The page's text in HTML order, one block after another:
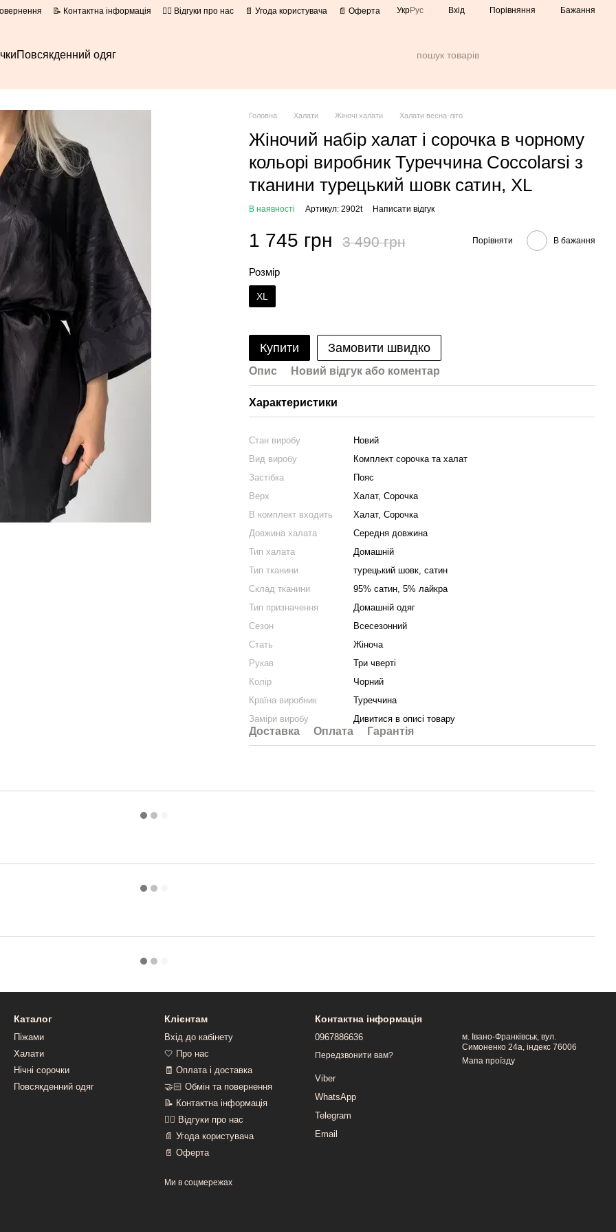
📝 Контактна інформація 👍🏻 Відгуки про нас 📄 Угода користувача 📄 Оферта УкрРус Вхід Порівняння Бажання
Повсякденний одяг
Головна Халати Жіночі халати Халати весна-літо
Жіночий набір халат і сорочка в чорному
кольорі виробник Туреччина Coccolarsi з
тканини турецький шовк сатин, XL
В наявності Артикул: 2902t Написати відгук
1 745 грн 3 490 грн Порівняти В бажання
Розмір
XL
Купити Замовити швидко
Опис Новий відгук або коментар
Характеристики
Стан виробу
Новий
Вид виробу
Комплект сорочка та халат
Застібка
Пояс
Верх
Халат, Сорочка
В комплект входить
Халат, Сорочка
Довжина халата
Середня довжина
Тип халата
Домашній
Тип тканини
турецький шовк, сатин
Склад тканини
95% сатин, 5% лайкра
Тип призначення
Домашній одяг
Сезон
Всесезонний
Стать
Жіноча
Рукав
Три чверті
Колір
Чорний
Країна виробник
Туреччина
Заміри виробу
Дивитися в описі товару
Доставка Оплата Гарантія
Каталог
Піжами
Халати
Нічні сорочки
Повсякденний одяг
Клієнтам
Вхід до кабінету
🤍 Про нас
🧾 Оплата і доставка
🤝🏻 Обмін та повернення
📝 Контактна інформація
👍🏻 Відгуки про нас
📄 Угода користувача
📄 Оферта
Ми в соцмережах
Контактна інформація
0967886636
Передзвонити вам?
Viber
WhatsApp
Telegram
Email
м. Івано-Франківськ, вул.
Симоненко 24а, індекс 76006
Мапа проїзду